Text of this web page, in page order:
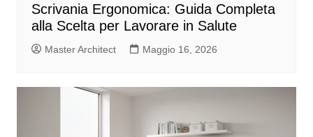
Scrivania Ergonomica: Guida Completa
alla Scelta per Lavorare in Salute
Master Architect Maggio 16, 2026